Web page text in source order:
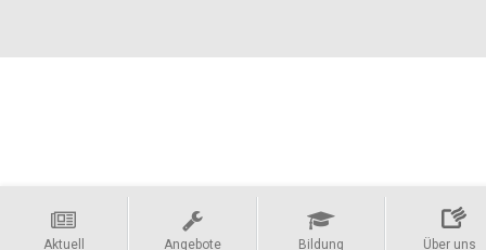
Aktuell Angebote Bildung Über uns